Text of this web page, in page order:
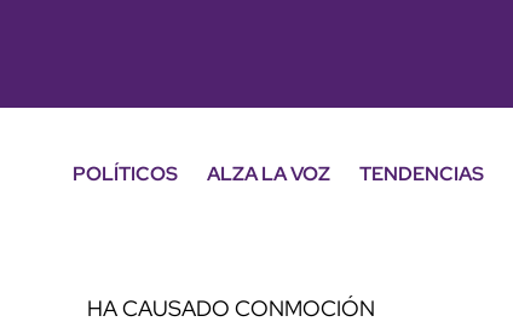
POLÍTICOS ALZA LA VOZ TENDENCIAS
HA CAUSADO CONMOCIÓN